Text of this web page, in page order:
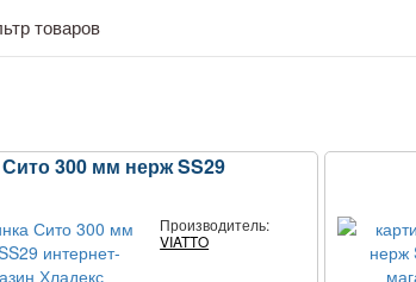
товаров
Сито 300 мм нерж SS29
Производитель:
VIATTO